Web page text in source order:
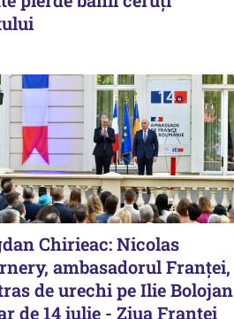
Chirieac: Nicolas
ambasadorul Franței,
de urechi pe Ilie Bolojan
de 14 iulie - Ziua Franței